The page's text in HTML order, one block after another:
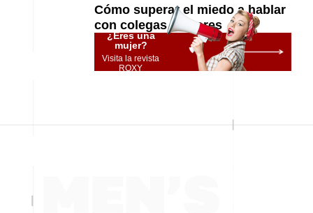
Cómo superar el miedo a hablar
con colegas mayores
¿Eres una
mujer?
Visita la revista
ROXY